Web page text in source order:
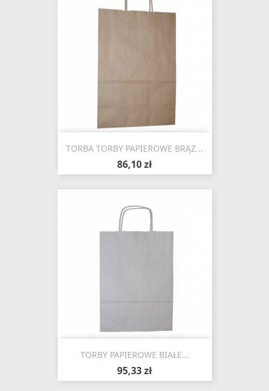
TORBA TORBY PAPIEROWE BRĄZ...
86,10 zł
TORBY PAPIEROWE BIAŁE...
95,33 zł